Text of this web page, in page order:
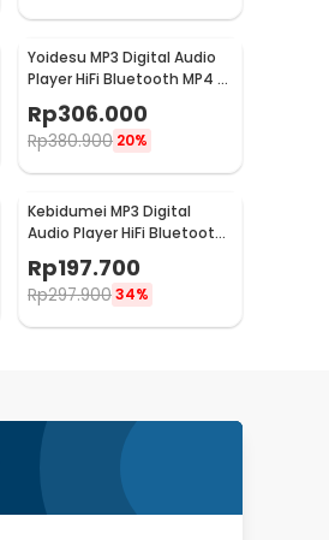
Yoidesu MP3 Digital Audio
Player HiFi Bluetooth MP4 2
Inch 210mAh 64GB - SD-08
Rp306.000
Rp380.900 20%
Kebidumei MP3 Digital
Audio Player HiFi Bluetooth
Rp197.700
Rp297.90034%